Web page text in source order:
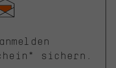
sichern.